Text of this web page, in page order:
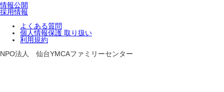
情報公開
採用情報
よくある質問
個人情報保護 取り扱い
利用規約
NPO法人 仙台YMCAファミリーセンター